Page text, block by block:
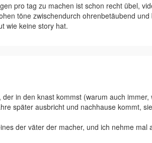
pro tag zu machen ist schon recht übel,
töne zwischendurch ohrenbetäubend
wie keine story hat.
in den knast kommst (warum auch immer,
später ausbricht und nachhause kommt,
der väter der macher, und ich nehme mal